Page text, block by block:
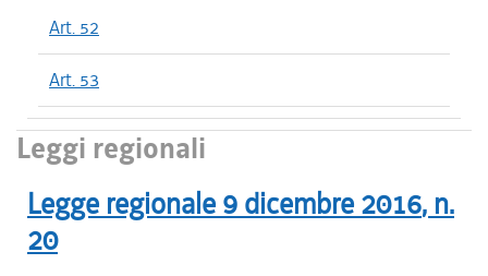
Art. 52
Art. 53
Leggi regionali
Legge regionale 9 dicembre 2016, n.
20